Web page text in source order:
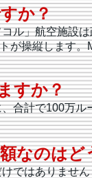
か？
ル」航空施設
が操縦します
すか？
合計で100万
なのは
ではありませ